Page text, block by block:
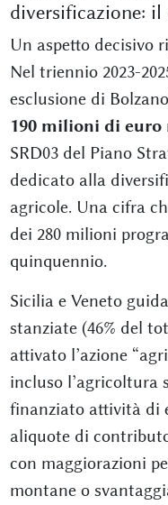
diversificazione:
Un aspetto decisivo
Nel triennio 2023-
esclusione di
190 milioni di euro
SRD03 del Piano
dedicato alla
agricole. Una cifra
dei 280 milioni
quinquennio.
Sicilia e Veneto
stanziate (46% del
attivato l’azione
incluso l’agricoltura
finanziato attività di
aliquote di
con maggiorazioni
montane o